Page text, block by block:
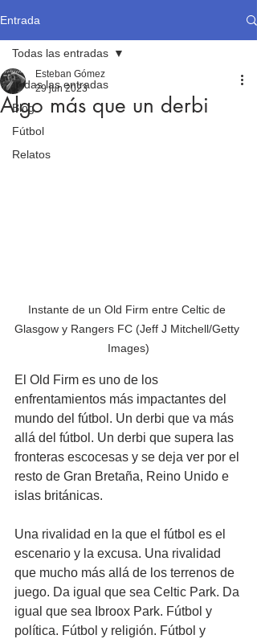
Entrada
Todas las entradas
Blog
Fútbol
Relatos
Todas las entradas
Algo más que un derbi
Esteban Gómez
29 jun 2023
Instante de un Old Firm entre Celtic de
Glasgow y Rangers FC (Jeff J Mitchell/Getty
Images)
El Old Firm es uno de los
enfrentamientos más impactantes del
mundo del fútbol. Un derbi que va más
allá del fútbol. Un derbi que supera las
fronteras escocesas y se deja ver por el
resto de Gran Bretaña, Reino Unido e
islas británicas.
Una rivalidad en la que el fútbol es el
escenario y la excusa. Una rivalidad
que mucho más allá de los terrenos de
juego. Da igual que sea Celtic Park. Da
igual que sea Ibroox Park. Fútbol y
política. Fútbol y religión. Fútbol y